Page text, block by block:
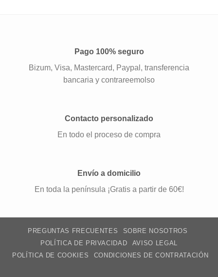
Pago 100% seguro
Bizum, Visa, Mastercard, Paypal, transferencia
bancaria y contrareemolso
Contacto personalizado
En todo el proceso de compra
Envío a domicilio
En toda la península ¡Gratis a partir de 60€!
PREGUNTAS FRECUENTES
SOBRE NOSOTROS
POLÍTICA DE PRIVACIDAD
AVISO LEGAL
POLÍTICA DE COOKIES
CONDICIONES DE CONTRATACIÓN